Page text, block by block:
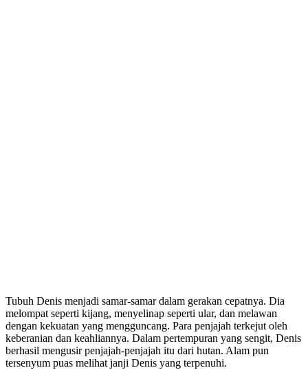
Tubuh Denis menjadi samar-samar dalam gerakan cepatnya. Dia
melompat seperti kijang, menyelinap seperti ular, dan melawan
dengan kekuatan yang mengguncang. Para penjajah terkejut oleh
keberanian dan keahliannya. Dalam pertempuran yang sengit, Denis
berhasil mengusir penjajah-penjajah itu dari hutan. Alam pun
tersenyum puas melihat janji Denis yang terpenuhi.